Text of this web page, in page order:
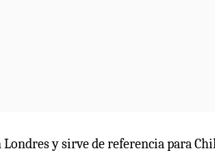
y sirve de referencia para